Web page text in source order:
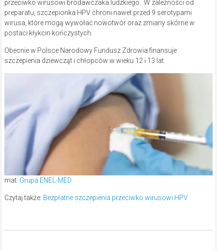
przeciwko wirusowi brodawczaka ludzkiego. W zależności od
preparatu, szczepionka HPV chroni nawet przed 9 serotypami
wirusa, które mogą wywołać nowotwór oraz zmiany skórne w
postaci kłykcin kończystych.
Obecnie w Polsce Narodowy Fundusz Zdrowia finansuje
szczepienia dziewcząt i chłopców w wieku 12 i 13 lat.
mat. Grupa ENEL-MED
Czytaj także: Bezpłatne szczepienia przeciwko wirusowi HPV